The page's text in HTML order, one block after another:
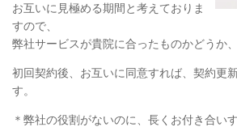
お互いに見極める期間と考えておりま
すので、
弊社サービスが貴院に合ったものかどうか
初回契約後、お互いに同意すれば、契約更
す。
＊弊社の役割がないのに、長くお付き合い